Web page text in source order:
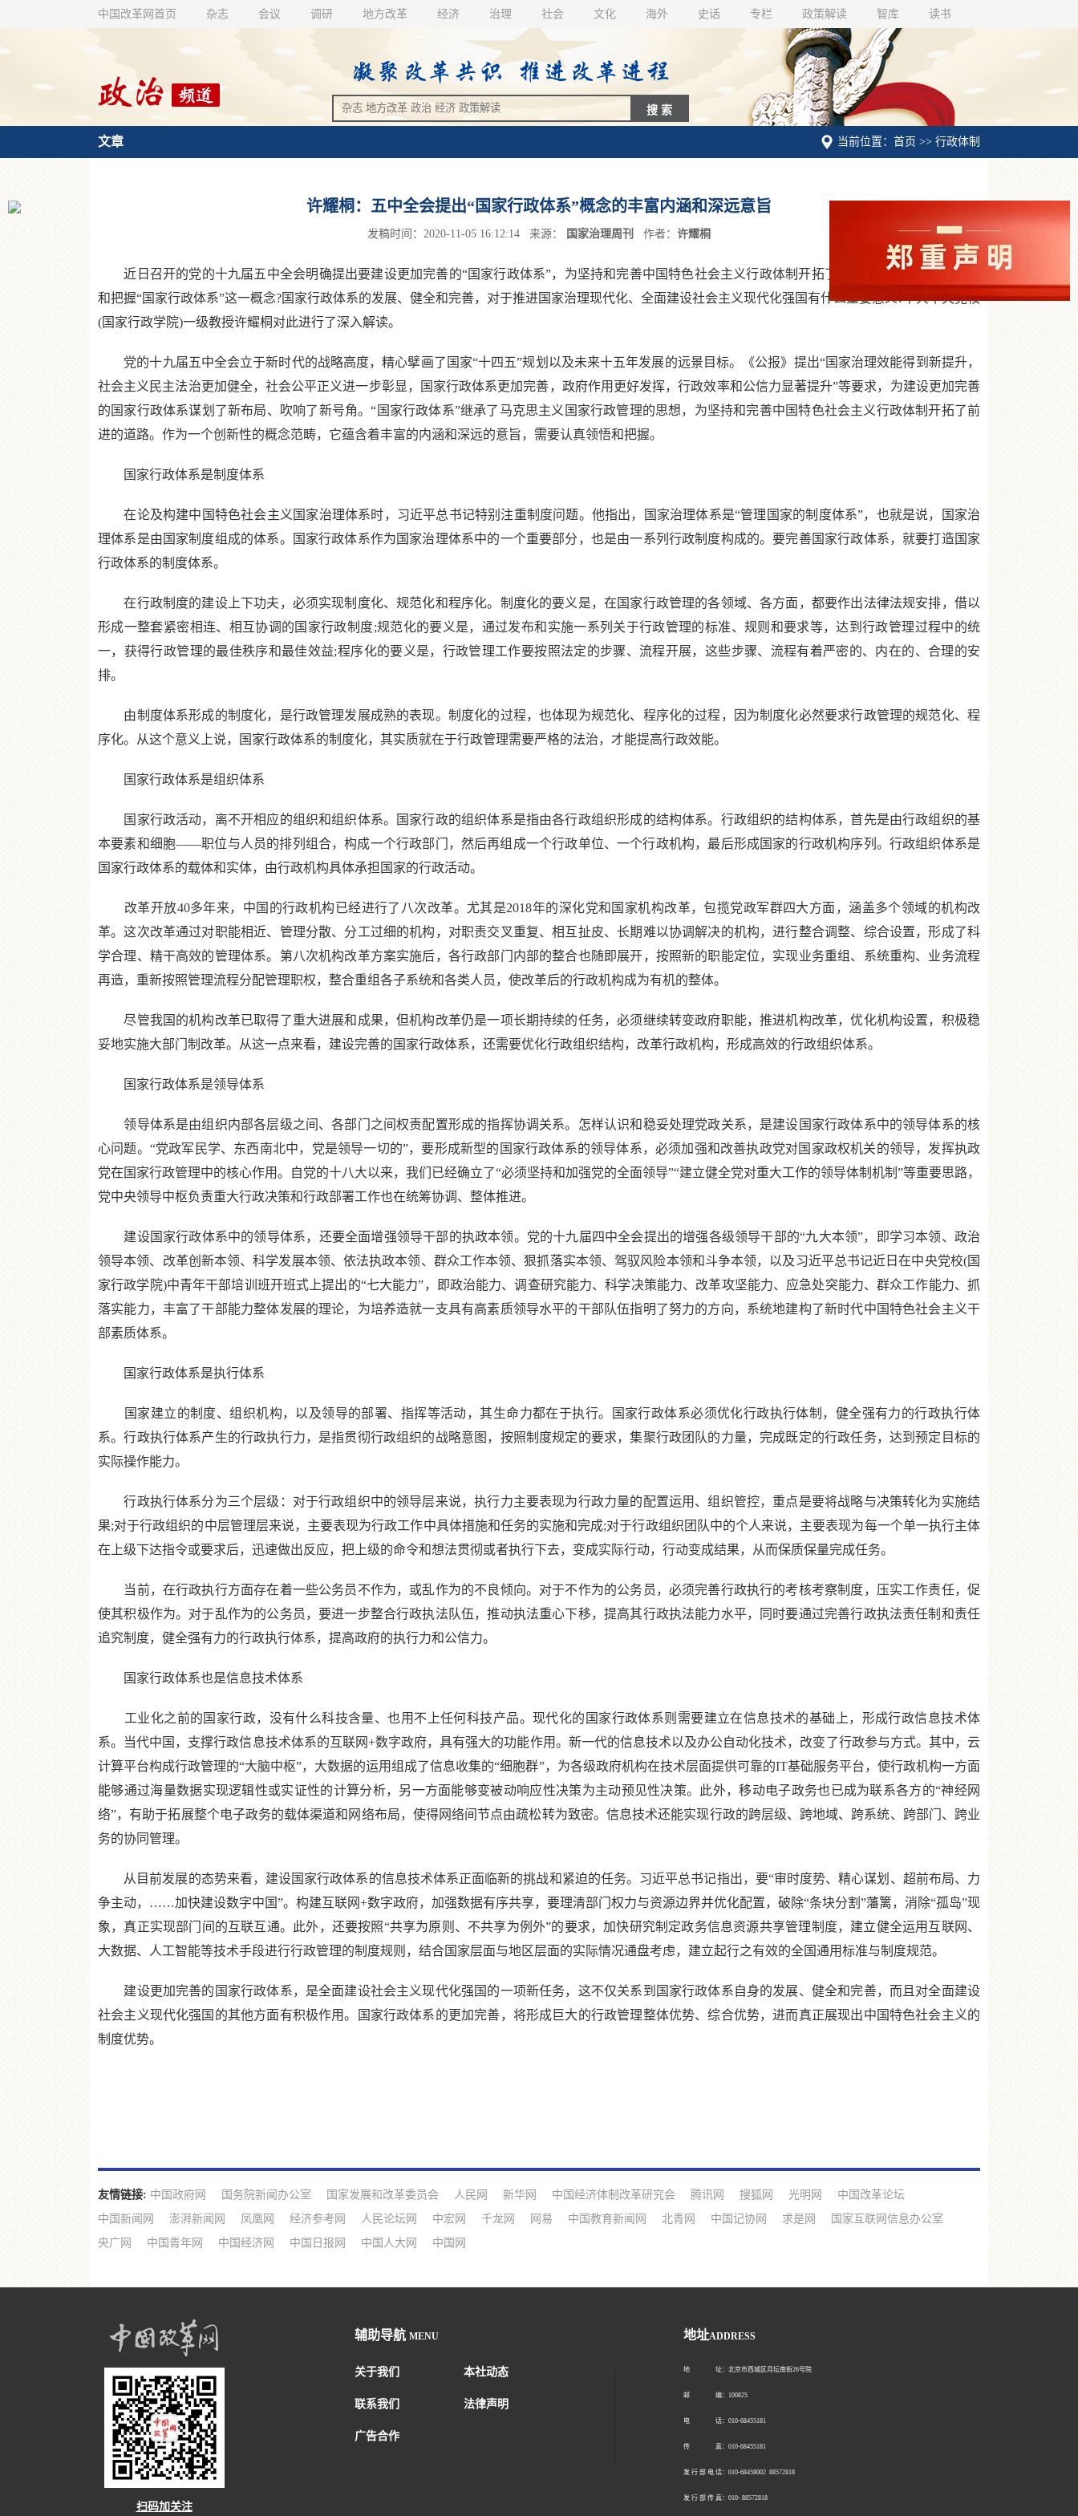
中国改革网首页 杂志 会议 调研 地方改革 经济 治理 社会 文化 海外 史话 专栏 政策解读 智库 读书
当前位置：首页 >> 行政体制
文章
许耀桐：五中全会提出“国家行政体系”概念的丰富内涵和深远意旨
发稿时间：2020-11-05 16:12:14 来源： 国家治理周刊 作者： 许耀桐
近日召开的党的十九届五中全会明确提出要建设更加完善的“国家行政体系”，为坚持和完善中国特色社会主义行政体制开拓了新的前进道路。如何理解
和把握“国家行政体系”这一概念?国家行政体系的发展、健全和完善，对于推进国家治理现代化、全面建设社会主义现代化强国有什么重要意义?中共中央党校
(国家行政学院)一级教授许耀桐对此进行了深入解读。
党的十九届五中全会立于新时代的战略高度，精心擘画了国家“十四五”规划以及未来十五年发展的远景目标。《公报》提出“国家治理效能得到新提升，
社会主义民主法治更加健全，社会公平正义进一步彰显，国家行政体系更加完善，政府作用更好发挥，行政效率和公信力显著提升”等要求，为建设更加完善
的国家行政体系谋划了新布局、吹响了新号角。“国家行政体系”继承了马克思主义国家行政管理的思想，为坚持和完善中国特色社会主义行政体制开拓了前
进的道路。作为一个创新性的概念范畴，它蕴含着丰富的内涵和深远的意旨，需要认真领悟和把握。
国家行政体系是制度体系
在论及构建中国特色社会主义国家治理体系时，习近平总书记特别注重制度问题。他指出，国家治理体系是“管理国家的制度体系”，也就是说，国家治
理体系是由国家制度组成的体系。国家行政体系作为国家治理体系中的一个重要部分，也是由一系列行政制度构成的。要完善国家行政体系，就要打造国家
行政体系的制度体系。
在行政制度的建设上下功夫，必须实现制度化、规范化和程序化。制度化的要义是，在国家行政管理的各领域、各方面，都要作出法律法规安排，借以
形成一整套紧密相连、相互协调的国家行政制度;规范化的要义是，通过发布和实施一系列关于行政管理的标准、规则和要求等，达到行政管理过程中的统
一，获得行政管理的最佳秩序和最佳效益;程序化的要义是，行政管理工作要按照法定的步骤、流程开展，这些步骤、流程有着严密的、内在的、合理的安
排。
由制度体系形成的制度化，是行政管理发展成熟的表现。制度化的过程，也体现为规范化、程序化的过程，因为制度化必然要求行政管理的规范化、程
序化。从这个意义上说，国家行政体系的制度化，其实质就在于行政管理需要严格的法治，才能提高行政效能。
国家行政体系是组织体系
国家行政活动，离不开相应的组织和组织体系。国家行政的组织体系是指由各行政组织形成的结构体系。行政组织的结构体系，首先是由行政组织的基
本要素和细胞——职位与人员的排列组合，构成一个行政部门，然后再组成一个行政单位、一个行政机构，最后形成国家的行政机构序列。行政组织体系是
国家行政体系的载体和实体，由行政机构具体承担国家的行政活动。
改革开放40多年来，中国的行政机构已经进行了八次改革。尤其是2018年的深化党和国家机构改革，包揽党政军群四大方面，涵盖多个领域的机构改
革。这次改革通过对职能相近、管理分散、分工过细的机构，对职责交叉重复、相互扯皮、长期难以协调解决的机构，进行整合调整、综合设置，形成了科
学合理、精干高效的管理体系。第八次机构改革方案实施后，各行政部门内部的整合也随即展开，按照新的职能定位，实现业务重组、系统重构、业务流程
再造，重新按照管理流程分配管理职权，整合重组各子系统和各类人员，使改革后的行政机构成为有机的整体。
尽管我国的机构改革已取得了重大进展和成果，但机构改革仍是一项长期持续的任务，必须继续转变政府职能，推进机构改革，优化机构设置，积极稳
妥地实施大部门制改革。从这一点来看，建设完善的国家行政体系，还需要优化行政组织结构，改革行政机构，形成高效的行政组织体系。
国家行政体系是领导体系
领导体系是由组织内部各层级之间、各部门之间权责配置形成的指挥协调关系。怎样认识和稳妥处理党政关系，是建设国家行政体系中的领导体系的核
心问题。“党政军民学、东西南北中，党是领导一切的”，要形成新型的国家行政体系的领导体系，必须加强和改善执政党对国家政权机关的领导，发挥执政
党在国家行政管理中的核心作用。自党的十八大以来，我们已经确立了“必须坚持和加强党的全面领导”“建立健全党对重大工作的领导体制机制”等重要思路，
党中央领导中枢负责重大行政决策和行政部署工作也在统筹协调、整体推进。
建设国家行政体系中的领导体系，还要全面增强领导干部的执政本领。党的十九届四中全会提出的增强各级领导干部的“九大本领”，即学习本领、政治
领导本领、改革创新本领、科学发展本领、依法执政本领、群众工作本领、狠抓落实本领、驾驭风险本领和斗争本领，以及习近平总书记近日在中央党校(国
家行政学院)中青年干部培训班开班式上提出的“七大能力”，即政治能力、调查研究能力、科学决策能力、改革攻坚能力、应急处突能力、群众工作能力、抓
落实能力，丰富了干部能力整体发展的理论，为培养造就一支具有高素质领导水平的干部队伍指明了努力的方向，系统地建构了新时代中国特色社会主义干
部素质体系。
国家行政体系是执行体系
国家建立的制度、组织机构，以及领导的部署、指挥等活动，其生命力都在于执行。国家行政体系必须优化行政执行体制，健全强有力的行政执行体
系。行政执行体系产生的行政执行力，是指贯彻行政组织的战略意图，按照制度规定的要求，集聚行政团队的力量，完成既定的行政任务，达到预定目标的
实际操作能力。
行政执行体系分为三个层级：对于行政组织中的领导层来说，执行力主要表现为行政力量的配置运用、组织管控，重点是要将战略与决策转化为实施结
果;对于行政组织的中层管理层来说，主要表现为行政工作中具体措施和任务的实施和完成;对于行政组织团队中的个人来说，主要表现为每一个单一执行主体
在上级下达指令或要求后，迅速做出反应，把上级的命令和想法贯彻或者执行下去，变成实际行动，行动变成结果，从而保质保量完成任务。
当前，在行政执行方面存在着一些公务员不作为，或乱作为的不良倾向。对于不作为的公务员，必须完善行政执行的考核考察制度，压实工作责任，促
使其积极作为。对于乱作为的公务员，要进一步整合行政执法队伍，推动执法重心下移，提高其行政执法能力水平，同时要通过完善行政执法责任制和责任
追究制度，健全强有力的行政执行体系，提高政府的执行力和公信力。
国家行政体系也是信息技术体系
工业化之前的国家行政，没有什么科技含量、也用不上任何科技产品。现代化的国家行政体系则需要建立在信息技术的基础上，形成行政信息技术体
系。当代中国，支撑行政信息技术体系的互联网+数字政府，具有强大的功能作用。新一代的信息技术以及办公自动化技术，改变了行政参与方式。其中，云
计算平台构成行政管理的“大脑中枢”，大数据的运用组成了信息收集的“细胞群”，为各级政府机构在技术层面提供可靠的IT基础服务平台，使行政机构一方面
能够通过海量数据实现逻辑性或实证性的计算分析，另一方面能够变被动响应性决策为主动预见性决策。此外，移动电子政务也已成为联系各方的“神经网
络”，有助于拓展整个电子政务的载体渠道和网络布局，使得网络间节点由疏松转为致密。信息技术还能实现行政的跨层级、跨地域、跨系统、跨部门、跨业
务的协同管理。
从目前发展的态势来看，建设国家行政体系的信息技术体系正面临新的挑战和紧迫的任务。习近平总书记指出，要“审时度势、精心谋划、超前布局、力
争主动，……加快建设数字中国”。构建互联网+数字政府，加强数据有序共享，要理清部门权力与资源边界并优化配置，破除“条块分割”藩篱，消除“孤岛”现
象，真正实现部门间的互联互通。此外，还要按照“共享为原则、不共享为例外”的要求，加快研究制定政务信息资源共享管理制度，建立健全运用互联网、
大数据、人工智能等技术手段进行行政管理的制度规则，结合国家层面与地区层面的实际情况通盘考虑，建立起行之有效的全国通用标准与制度规范。
建设更加完善的国家行政体系，是全面建设社会主义现代化强国的一项新任务，这不仅关系到国家行政体系自身的发展、健全和完善，而且对全面建设
社会主义现代化强国的其他方面有积极作用。国家行政体系的更加完善，将形成巨大的行政管理整体优势、综合优势，进而真正展现出中国特色社会主义的
制度优势。
友情链接: 中国政府网 国务院新闻办公室 国家发展和改革委员会 人民网 新华网 中国经济体制改革研究会 腾讯网 搜狐网 光明网
中国改革论坛
中国新闻网
澎湃新闻网 凤凰网 经济参考网 人民论坛网 中宏网 千龙网 网易 中国教育新闻网 北青网 中国记协网 求是网
国家互联网信息办公室
央广网
中国青年网 中国经济网 中国日报网 中国人大网 中国网
扫码加关注
辅助导航 MENU
关于我们 本社动态
联系我们 法律声明
广告合作
地址ADDRESS
地 址：北京市西城区月坛南街26号院
邮 编：100825
电 话：010-68455181
传 真：010-68455181
发 行 部 电 话：010-68458002 88572818
发 行 部 传 真：010- 88572818